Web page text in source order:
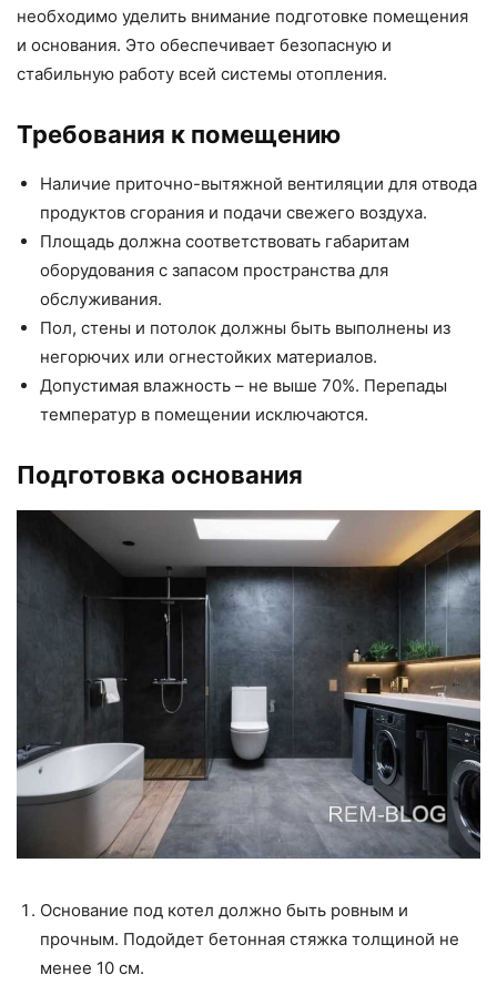
необходимо уделить внимание подготовке помещения
и основания. Это обеспечивает безопасную и
стабильную работу всей системы отопления.
Требования к помещению
Наличие приточно-вытяжной вентиляции для отвода
продуктов сгорания и подачи свежего воздуха.
Площадь должна соответствовать габаритам
оборудования с запасом пространства для
обслуживания.
Пол, стены и потолок должны быть выполнены из
негорючих или огнестойких материалов.
Допустимая влажность – не выше 70%. Перепады
температур в помещении исключаются.
Подготовка основания
Основание под котел должно быть ровным и
прочным. Подойдет бетонная стяжка толщиной не
менее 10 см.